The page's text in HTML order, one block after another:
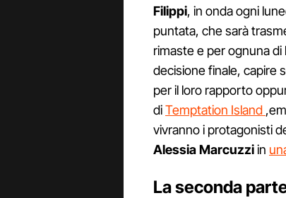
Filippi, in onda ogni
puntata, che sarà
rimaste e per ognuna
decisione finale, capire
per il loro rapporto
diTemptation Island
vivranno i protagonisti
Alessia Marcuzziin
La seconda